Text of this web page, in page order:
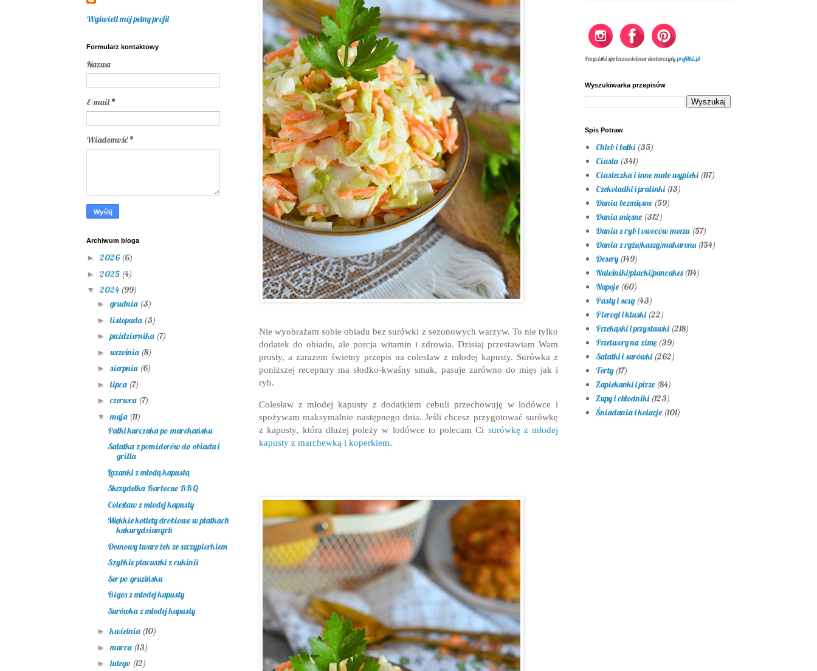
Nie wyobrażam sobie obiadu bez surówki z sezonowych warzyw. To nie tylko
dodatek do obiadu, ale porcja witamin i zdrowia. Dzisiaj przestawiam Wam
prosty, a zarazem świetny przepis na colesław z młodej kapusty. Surówka z
poniższej receptury ma słodko-kwaśny smak, pasuje zarówno do mięs jak i
ryb.
Colesław z młodej kapusty z dodatkiem cebuli przechowuję w lodówce i
spożywam maksymalnie następnego dnia. Jeśli chcesz przygotować surówkę
z kapusty, która dłużej poleży w lodówce to polecam Ci surówkę z młodej
kapusty z marchewką i koperkiem.
Wyświetl mój pełny profil
Formularz kontaktowy
Nazwa
E-mail*
Wiadomość*
Archiwum bloga
► 2026 (6)
► 2025 (4)
▼ 2024 (99)
► grudnia (3)
► listopada (3)
►października (7)
► września (8)
► sierpnia (6)
► lipca (7)
►czerwca (7)
▼ maja (11)
Pałki kurczaka po marokańsku
Sałatka z pomidorów do obiadu i
grilla
Łazanki z młodą kapustą
Skrzydełka Barbecue BBQ
Colesław z młodej kapusty
Miękkie kotlety drobiowe w płatkach
kukurydzianych
Domowy twarożek ze szczypiorkiem
Szybkie placuszki z cukinii
Ser po gruzińsku
Bigos z młodej kapusty
Surówka z młodej kapusty
►kwietnia (10)
► marca (13)
► lutego (12)
Przyciski społecznościowe dostarczyłyprofilki.pl
Wyszukiwarka przepisów
Spis Potraw
Chleb i bułki (35)
Ciasta (341)
Ciasteczka i inne małe wypieki (117)
Czekoladki i pralinki (13)
Dania bezmięsne (59)
Dania mięsne (312)
Dania z ryb i owoców morza (57)
Dania z ryżu/kaszy/makaronu (154)
Desery (149)
Naleśniki/placki/pancakes (114)
Napoje (60)
Pasty i sosy (43)
Pierogi i kluski (22)
Przekąski i przystawki (218)
Przetwory na zimę (39)
Sałatki i surówki (262)
Torty (17)
Zapiekanki i pizze (84)
Zupy i chłodniki (123)
Śniadania i kolacje (101)